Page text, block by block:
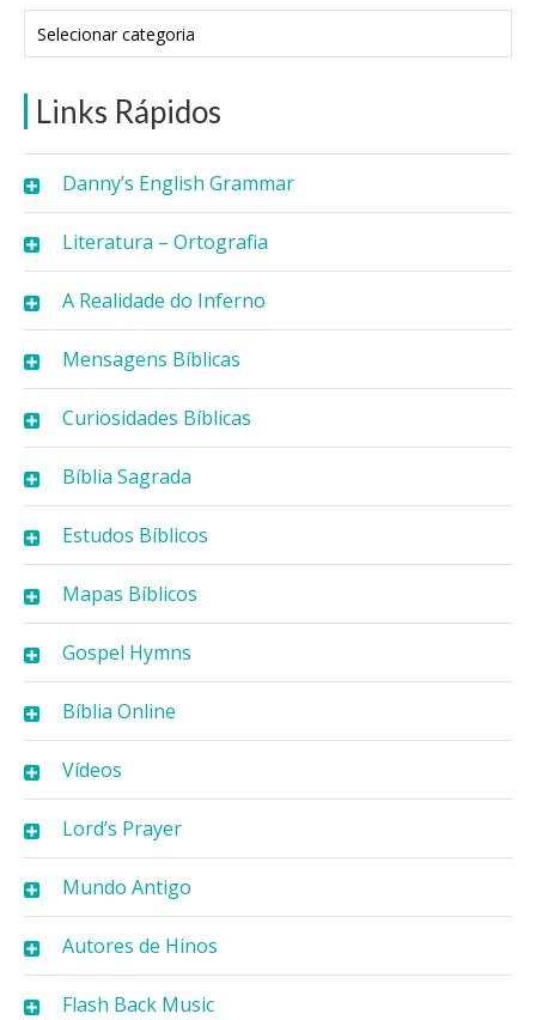
Links Rápidos
Danny’s English Grammar
Literatura – Ortografia
A Realidade do Inferno
Mensagens Bíblicas
Curiosidades Bíblicas
Bíblia Sagrada
Estudos Bíblicos
Mapas Bíblicos
Gospel Hymns
Bíblia Online
Vídeos
Lord’s Prayer
Mundo Antigo
Autores de Hinos
Flash Back Music